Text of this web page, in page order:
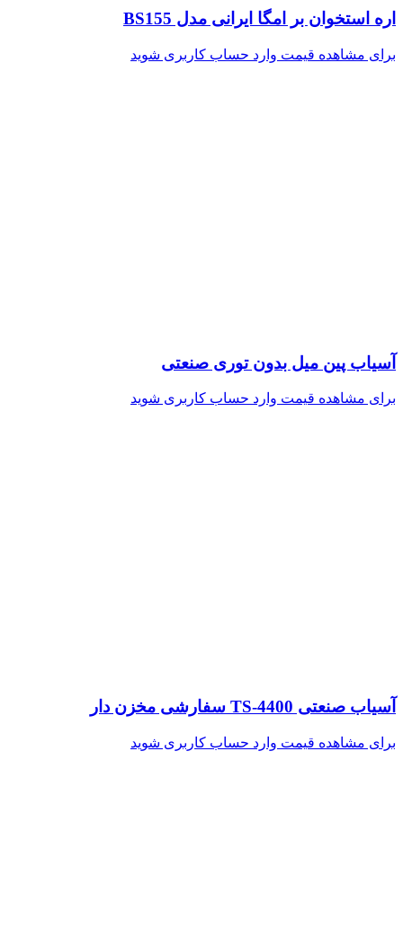
اره استخوان بر امگا ایرانی مدل BS155
برای مشاهده قیمت وارد حساب کاربری شوید
آسیاب پین میل بدون توری صنعتی
برای مشاهده قیمت وارد حساب کاربری شوید
آسیاب صنعتی TS-4400 سفارشی مخزن دار
برای مشاهده قیمت وارد حساب کاربری شوید